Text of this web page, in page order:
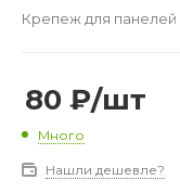
Крепеж для панелей
80 ₽/шт
Много
Нашли дешевле?